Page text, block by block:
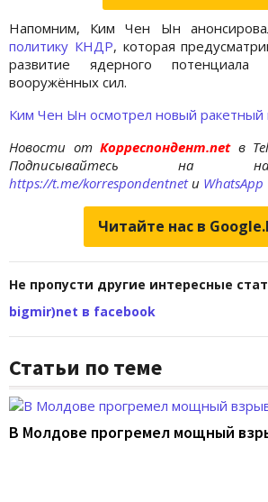
Напомним, Ким Чен Ын
политику КНДР, которая
развитие ядерного
вооружённых сил.
Ким Чен Ын осмотрел новый ракетный
Новости отКорреспондент.net в
Подписывайтесь на
https://t.me/korrespondentnetи WhatsApp
Читайте нас в
Не пропусти другие интересные
bigmir)net в facebook
Статьи по теме
В Молдове прогремел мощный